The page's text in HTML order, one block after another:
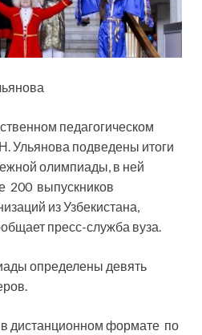
педагогическом
Ульянова подведены итоги
олимпиады, в ней
200 выпускников
из Узбекистана,
пресс-служба вуза.
определены девять
дистанционном формате по